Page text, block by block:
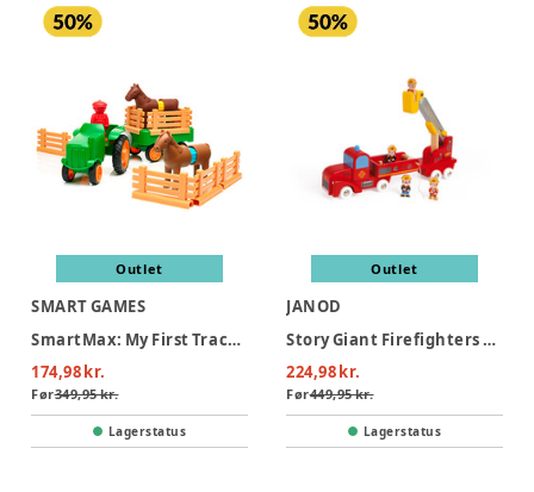
Outlet
SMART GAMES
SmartMax: My First Tractor 3 (Nordic)
174,98 kr.
Før349,95 kr.
Lagerstatus
Outlet
JANOD
Story Giant Firefighters Truck
224,98 kr.
Før449,95 kr.
Lagerstatus